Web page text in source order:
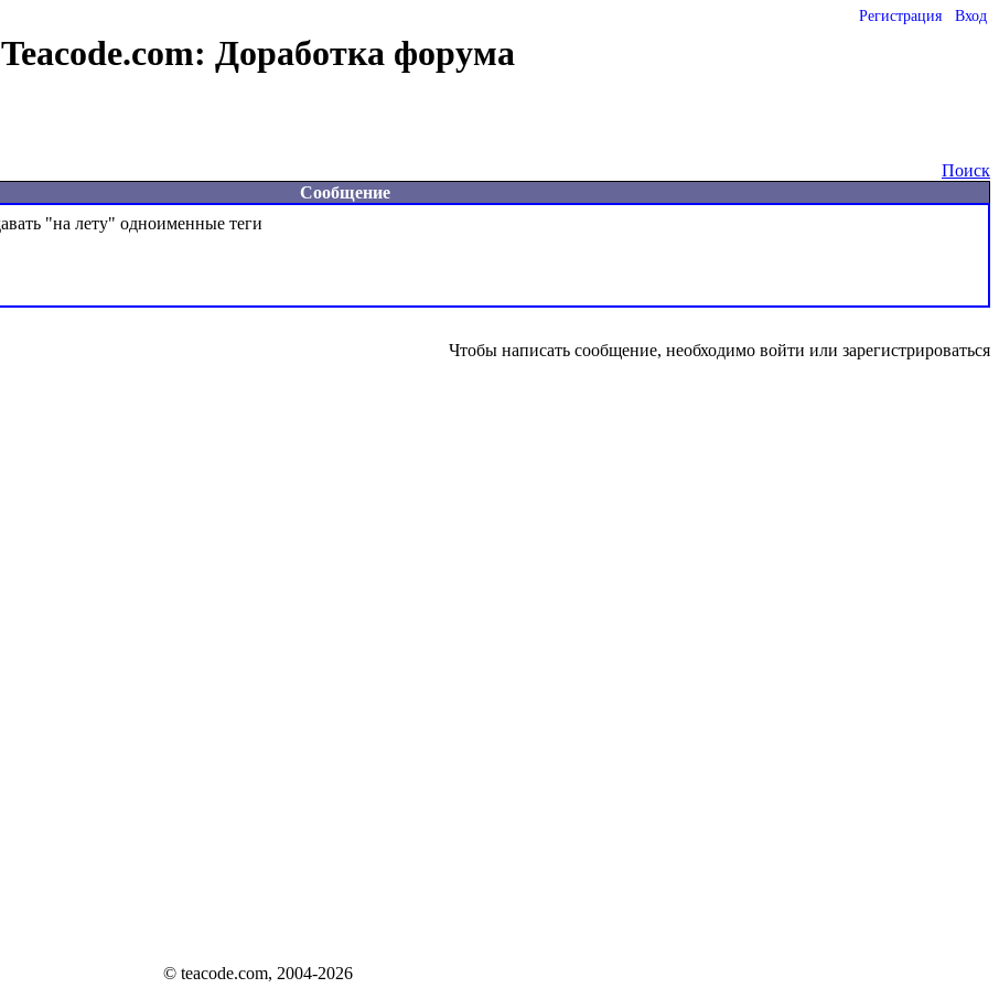
Регистрация Вход
Teacode.com: Доработка форума
Поиск
Сообщение
Чтобы написать сообщение, необходимо войти или зарегистрироваться
© teacode.com, 2004-2026